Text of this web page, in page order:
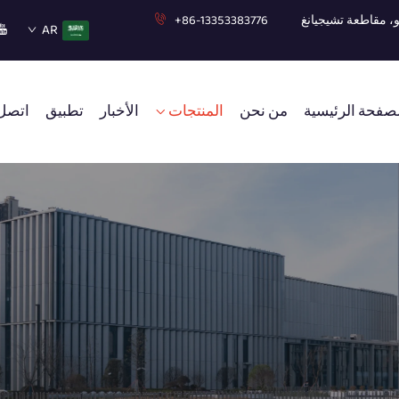
+86-13353383776
AR
الرئيسية من نحن المنتجات الأخبار تطبيق